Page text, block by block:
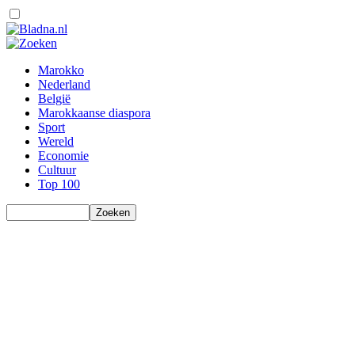
Marokko
Nederland
België
Marokkaanse diaspora
Sport
Wereld
Economie
Cultuur
Top 100